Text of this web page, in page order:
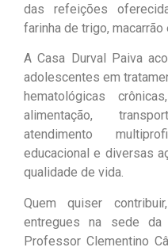
das refeições
farinha de trigo,
A Casa Durval Paiva
adolescentes em
hematológicas
alimentação,
atendimento
educacional e diversas
qualidade de vida.
Quem quiser
entregues na sede da
Professor Clementino